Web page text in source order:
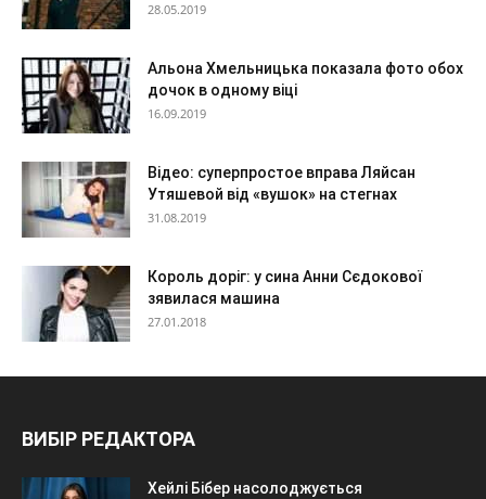
28.05.2019
Альона Хмельницька показала фото обох
дочок в одному віці
16.09.2019
Відео: суперпростое вправа Ляйсан
Утяшевой від «вушок» на стегнах
31.08.2019
Король доріг: у сина Анни Сєдокової
зявилася машина
27.01.2018
ВИБІР РЕДАКТОРА
Хейлі Бібер насолоджується